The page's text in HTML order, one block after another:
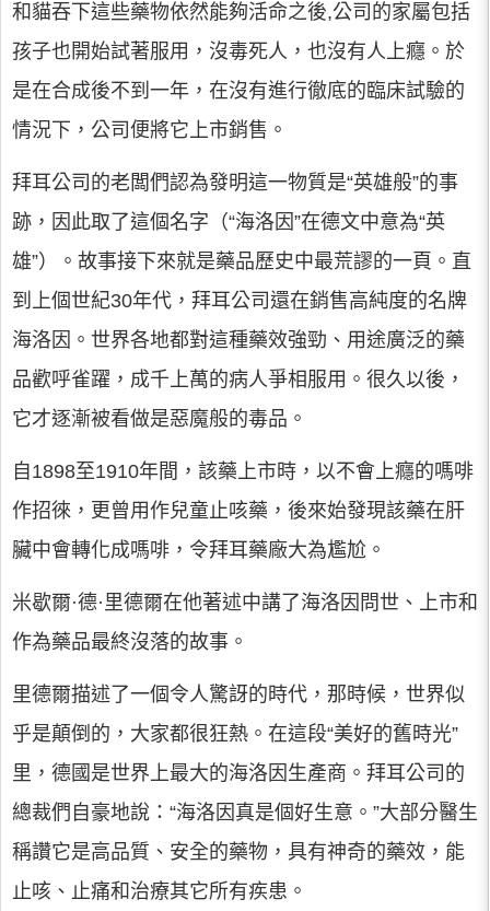
和貓吞下這些藥物依然能夠活命之後,公司的家屬包括
孩子也開始試著服用，沒毒死人，也沒有人上癮。於
是在合成後不到一年，在沒有進行徹底的臨床試驗的
情況下，公司便將它上市銷售。
拜耳公司的老闆們認為發明這一物質是“英雄般”的事
跡，因此取了這個名字（“海洛因”在德文中意為“英
雄”）。故事接下來就是藥品歷史中最荒謬的一頁。直
到上個世紀30年代，拜耳公司還在銷售高純度的名牌
海洛因。世界各地都對這種藥效強勁、用途廣泛的藥
品歡呼雀躍，成千上萬的病人爭相服用。很久以後，
它才逐漸被看做是惡魔般的毒品。
自1898至1910年間，該藥上市時，以不會上癮的嗎啡
作招徠，更曾用作兒童止咳藥，後來始發現該藥在肝
臟中會轉化成嗎啡，令拜耳藥廠大為尷尬。
米歇爾·德·里德爾在他著述中講了海洛因問世、上市和
作為藥品最終沒落的故事。
里德爾描述了一個令人驚訝的時代，那時候，世界似
乎是顛倒的，大家都很狂熱。在這段“美好的舊時光”
里，德國是世界上最大的海洛因生產商。拜耳公司的
總裁們自豪地說：“海洛因真是個好生意。”大部分醫生
稱讚它是高品質、安全的藥物，具有神奇的藥效，能
止咳、止痛和治療其它所有疾患。